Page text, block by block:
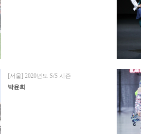
[서울] 2020년도 S/S 시즌
박윤희